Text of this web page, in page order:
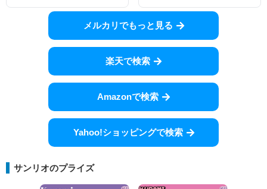
メルカリでもっと見る
楽天で検索
Amazonで検索
Yahoo!ショッピングで検索
サンリオのプライズ